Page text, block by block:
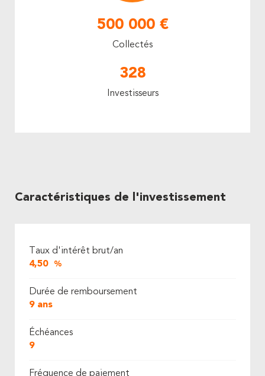
500 000 €
Collectés
328
Investisseurs
Caractéristiques de l'investissement
Taux d'intérêt brut/an
4,50 %
Durée de remboursement
9 ans
Échéances
9
Fréquence de paiement